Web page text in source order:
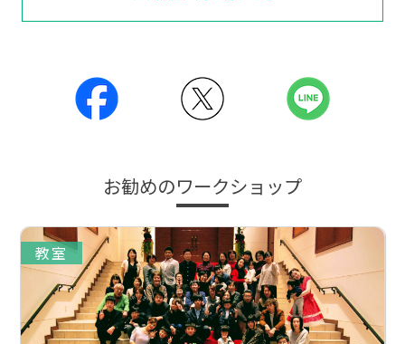
お勧めのワークショップ
教室